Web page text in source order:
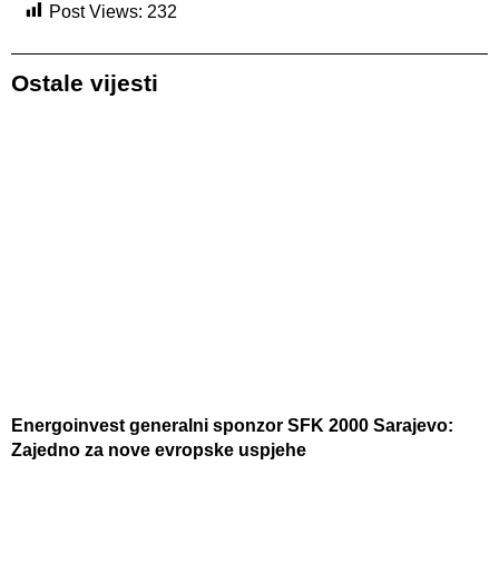
Post Views: 232
Ostale vijesti
Energoinvest generalni sponzor SFK 2000 Sarajevo:
Zajedno za nove evropske uspjehe